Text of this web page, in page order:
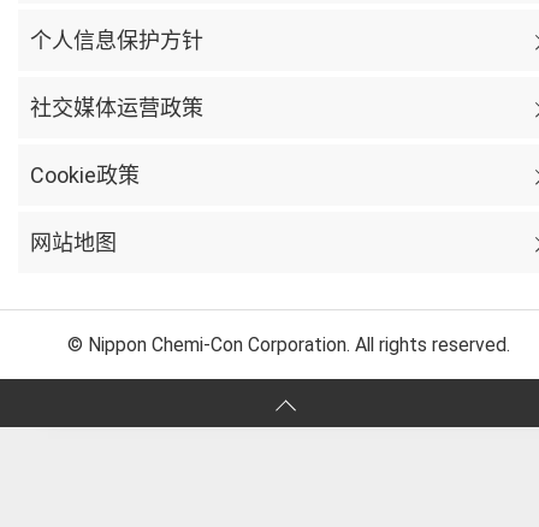
个人信息保护方针
社交媒体运营政策
Cookie政策
网站地图
© Nippon Chemi-Con Corporation. All rights reserved.